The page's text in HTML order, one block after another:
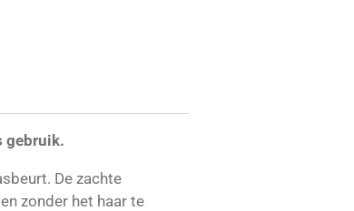
gebruik.
De zachte
zonder het haar te